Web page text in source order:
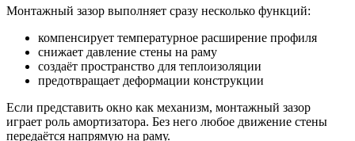
Монтажный зазор выполняет сразу несколько функций:
компенсирует температурное расширение профиля
снижает давление стены на раму
создаёт пространство для теплоизоляции
предотвращает деформации конструкции
Если представить окно как механизм, монтажный зазор
играет роль амортизатора. Без него любое движение стены
передаётся напрямую на раму.